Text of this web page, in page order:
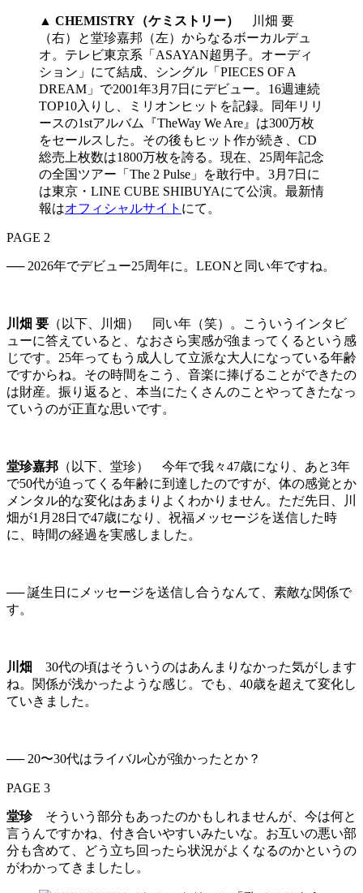
▲ CHEMISTRY（ケミストリー）
川畑 要
（右）と堂珍嘉邦（左）からなるボーカルデュ
オ。テレビ東京系「ASAYAN超男子。オーディ
ション」にて結成、シングル「PIECES OF A
DREAM」で2001年3月7日にデビュー。16週連続
TOP10入りし、ミリオンヒットを記録。同年リリ
ースの1stアルバム『TheWay We Are』は300万枚
をセールスした。その後もヒット作が続き、CD
総売上枚数は1800万枚を誇る。現在、25周年記念
の全国ツアー「The 2 Pulse」を敢行中。3月7日に
は東京・LINE CUBE SHIBUYAにて公演。最新情
報はオフィシャルサイト にて。
PAGE 2
── 2026年でデビュー25周年に。LEONと同い年ですね。
川畑 要 （以下、川畑） 同い年（笑）。こういうインタビ
ューに答えていると、なおさら実感が強まってくるという感
じです。25年ってもう成人して立派な大人になっている年齢
ですからね。その時間をこう、音楽に捧げることができたの
は財産。振り返ると、本当にたくさんのことやってきたなっ
ていうのが正直な思いです。
堂珍嘉邦 （以下、堂珍） 今年で我々47歳になり、あと3年
で50代が迫ってくる年齢に到達したのですが、体の感覚とか
メンタル的な変化はあまりよくわかりません。ただ先日、川
畑が1月28日で47歳になり、祝福メッセージを送信した時
に、時間の経過を実感しました。
── 誕生日にメッセージを送信し合うなんて、素敵な関係で
す。
川畑
30代の頃はそういうのはあんまりなかった気がします
ね。関係が浅かったような感じ。でも、40歳を超えて変化し
ていきました。
── 20〜30代はライバル心が強かったとか？
PAGE 3
堂珍そういう部分もあったのかもしれませんが、今は何と
言うんですかね、付き合いやすいみたいな。お互いの悪い部
分も含めて、どう立ち回ったら状況がよくなるのかというの
がわかってきましたし。